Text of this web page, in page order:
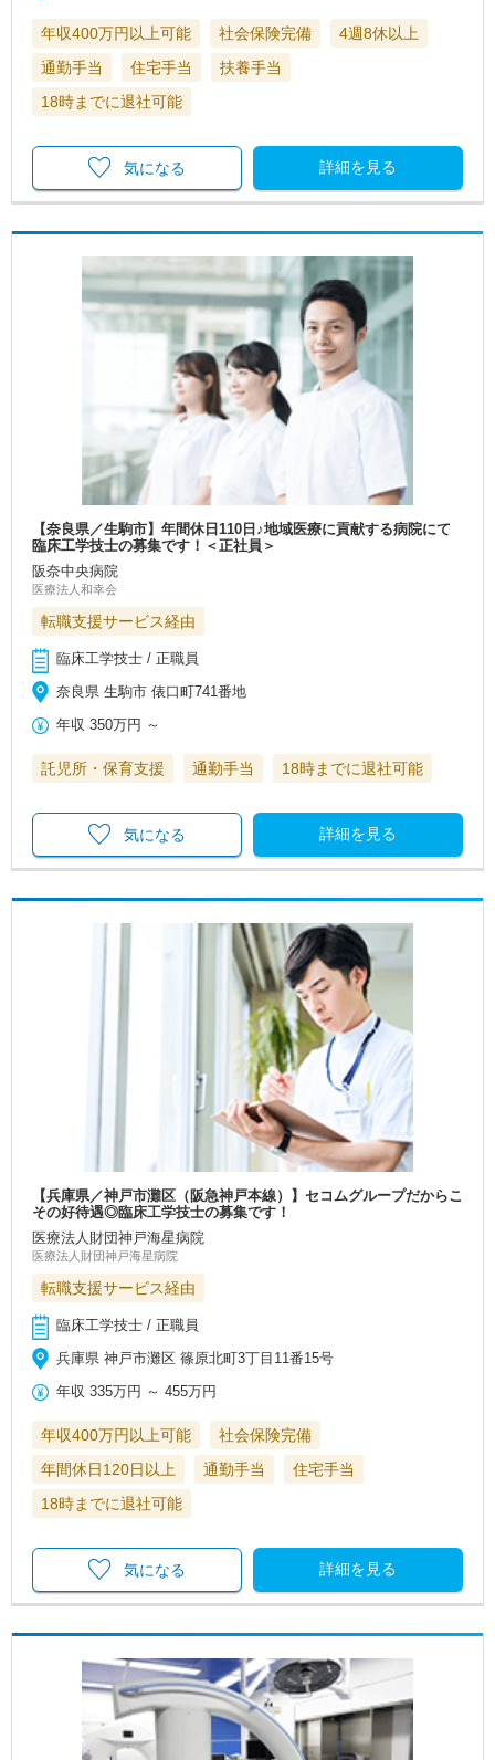
年収400万円以上可能 社会保険完備
4週8休以上
通勤手当
住宅手当
扶養手当
18時までに退社可能
詳細を見る
気になる
【奈良県／生駒市】年間休日110日♪地域医療に貢献する病院にて
臨床工学技士の募集です！＜正社員＞
阪奈中央病院
医療法人和幸会
転職支援サービス経由
臨床工学技士 / 正職員
奈良県 生駒市 俵口町741番地
年収 350万円 ～
託児所・保育支援 通勤手当 18時までに退社可能
詳細を見る
気になる
【兵庫県／神戸市灘区（阪急神戸本線）】セコムグループだからこ
その好待遇◎臨床工学技士の募集です！
医療法人財団神戸海星病院
医療法人財団神戸海星病院
転職支援サービス経由
臨床工学技士 / 正職員
兵庫県 神戸市灘区 篠原北町3丁目11番15号
年収 335万円 ～455万円
年収400万円以上可能
社会保険完備
年間休日120日以上
通勤手当
住宅手当
18時までに退社可能
詳細を見る
気になる